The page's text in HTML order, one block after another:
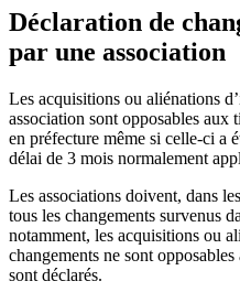
Déclaration de
par une association
Les acquisitions ou aliénations
association sont opposables aux
en préfecture même si celle-ci a
délai de 3 mois normalement
Les associations doivent, dans
tous les changements survenus
notamment, les acquisitions ou
changements ne sont
sont déclarés.